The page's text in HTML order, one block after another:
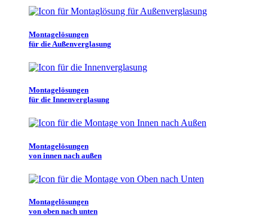
Montagelösungen
für die Außenverglasung
Montagelösungen
für die Innenverglasung
Montagelösungen
von innen nach außen
Montagelösungen
von oben nach unten